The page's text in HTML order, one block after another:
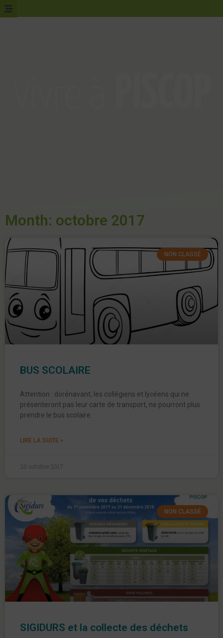
Month: octobre 2017
NON CLASSÉ
BUS SCOLAIRE
Attention : dorénavant, les collégiens et lycéens qui ne
présenteront pas leur carte de transport, ne pourront plus
prendre le bus scolaire.
LIRE LA SUITE »
20 octobre 2017
NON CLASSÉ
SIGIDURS et la collecte des déchets